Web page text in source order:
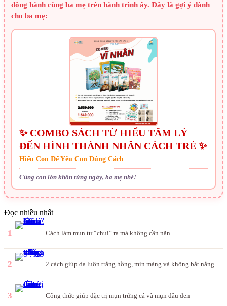
đồng hành cùng ba mẹ trên hành trình ấy. Đây là gợi ý dành
cho ba mẹ:
✨ COMBO SÁCH TỪ HIỂU TÂM LÝ
ĐẾN HÌNH THÀNH NHÂN CÁCH TRẺ ✨
Hiểu Con Để Yêu Con Đúng Cách
Cùng con lớn khôn từng ngày, ba mẹ nhé!
Đọc nhiều nhất
1 Cách làm mụn tự “chui” ra mà không cần nặn
2 2 cách giúp da luôn trắng hồng, mịn màng và không bắt nắng
3 Công thức giúp đặc trị mụn trứng cá và mụn đầu đen